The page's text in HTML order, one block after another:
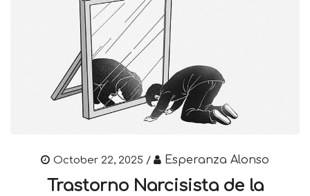
October 22, 2025 / Esperanza Alonso
Trastorno Narcisista de la